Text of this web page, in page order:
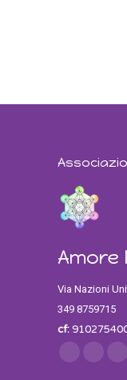
Amore
Via Nazioni
349 8759715
cf:
Find us on:
Facebook
Twitter